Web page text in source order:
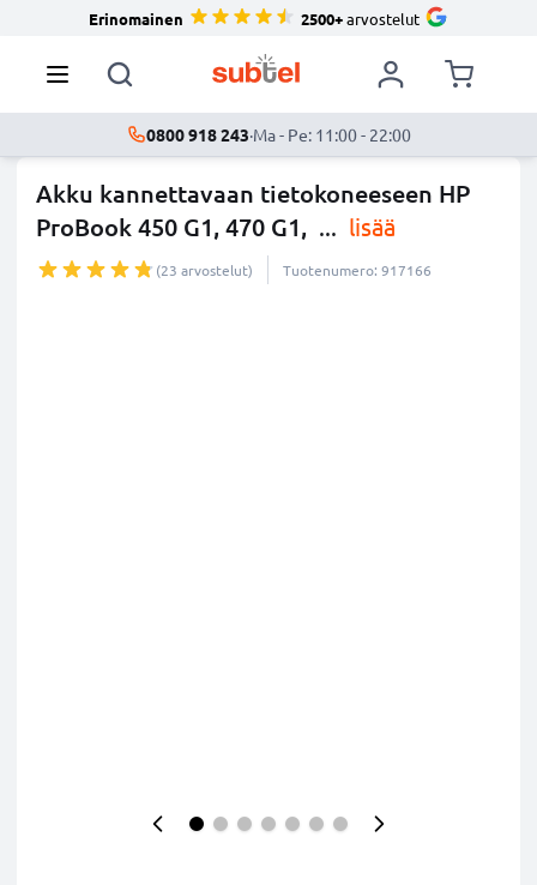
Erinomainen 2500+arvostelut
0800 918 243·Ma - Pe: 11:00 - 22:00
Akku kannettavaan tietokoneeseen HP
ProBook 450 G1, 470 G1, ... lisää
(23 arvostelut) Tuotenumero: 917166